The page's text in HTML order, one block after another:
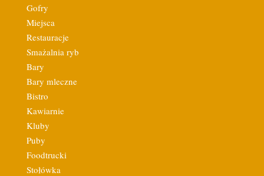
Gofry
Miejsca
Restauracje
Smażalnia ryb
Bary
Bary mleczne
Bistro
Kawiarnie
Kluby
Puby
Foodtrucki
Stołówka